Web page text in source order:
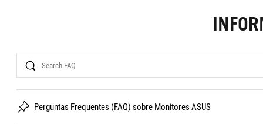
Search
Perguntas Frequentes (FAQ) sobre Monitores ASUS